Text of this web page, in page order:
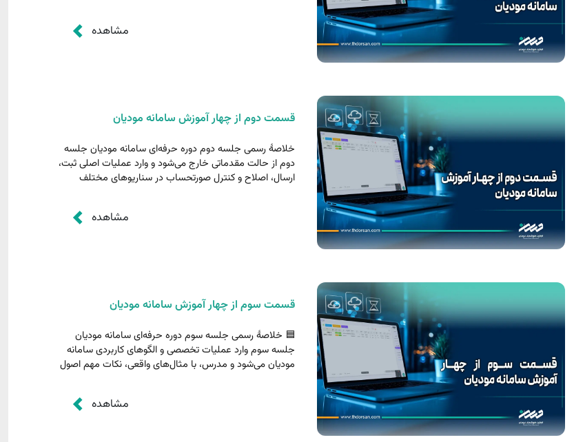
هر شخص، خرید طرف مقابل تلقی می‌گردد. - برای شروع کار،
مشاهده
قسمت دوم از چهار آموزش سامانه مودیان
خلاصهٔ رسمی جلسه دوم دوره حرفه‌ای سامانه مودیان جلسه
دوم از حالت مقدماتی خارج می‌شود و وارد عملیات اصلی ثبت،
ارسال، اصلاح و کنترل صورتحساب در سناریوهای مختلف
روی نکات اجرایی، خطاهای مهم، الگوهای دقیق، رفتار سامانه
مشاهده
قسمت سوم از چهار آموزش سامانه مودیان
🟦 خلاصهٔ رسمی جلسه سوم دوره حرفه‌ای سامانه مودیان
جلسه سوم وارد عملیات تخصصی و الگوهای کاربردی سامانه
مودیان می‌شود و مدرس، با مثال‌های واقعی، نکات مهم اصول
مشاهده